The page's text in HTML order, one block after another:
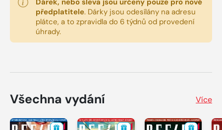
Dárek, nebo sleva jsou určeny pouze pro nové
předplatitele. Dárky jsou odesílány na adresu
plátce, a to zpravidla do 6 týdnů od provedení
úhrady.
Všechna vydání Více